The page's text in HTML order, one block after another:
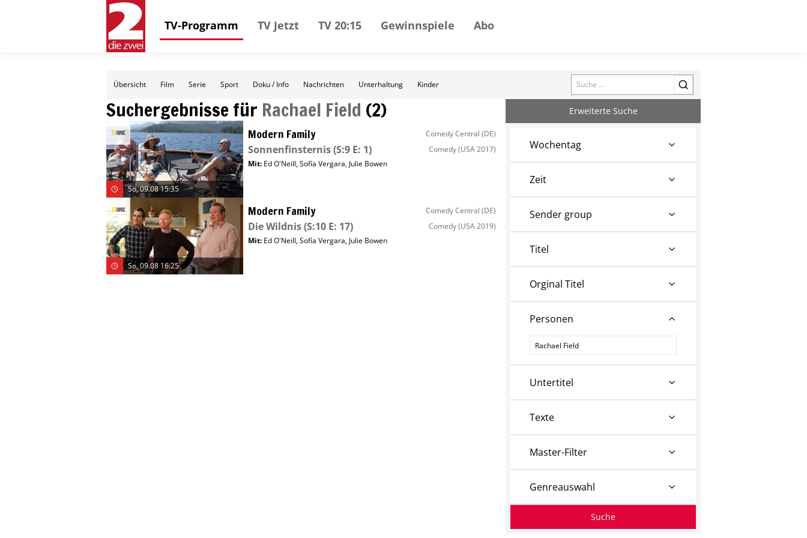
TV-Programm TV Jetzt TV 20:15 Gewinnspiele Abo
Übersicht Film Serie Sport Doku / Info Nachrichten Unterhaltung Kinder Search
Suchergebnisse für Rachael Field (2)
So, 09.08 15:35
Modern Family Comedy Central (DE)
Sonnenfinsternis(S:9 E: 1) Comedy(USA 2017)
Mit: Ed O'Neill,Sofía Vergara, Julie Bowen
So, 09.08 16:25
Modern Family Comedy Central (DE)
Die Wildnis(S:10 E: 17) Comedy(USA 2019)
Mit: Ed O'Neill,Sofía Vergara, Julie Bowen
Erweiterte Suche
Wochentag
Zeit
Sender group
Titel
Orginal Titel
Personen
Personen
Untertitel
Texte
Master-Filter
Genreauswahl
Suche